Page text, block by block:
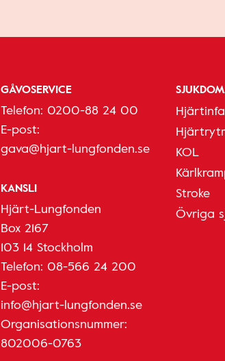
GÅVOSERVICE
Telefon: 0200-88 24 00
E-post:
gava@hjart-lungfonden.se
KANSLI
Hjärt-Lungfonden
Box 2167
103 14 Stockholm
Telefon: 08-566 24 200
E-post:
info@hjart-lungfonden.se
Organisationsnummer:
802006-0763
KOL
Stroke
Övriga